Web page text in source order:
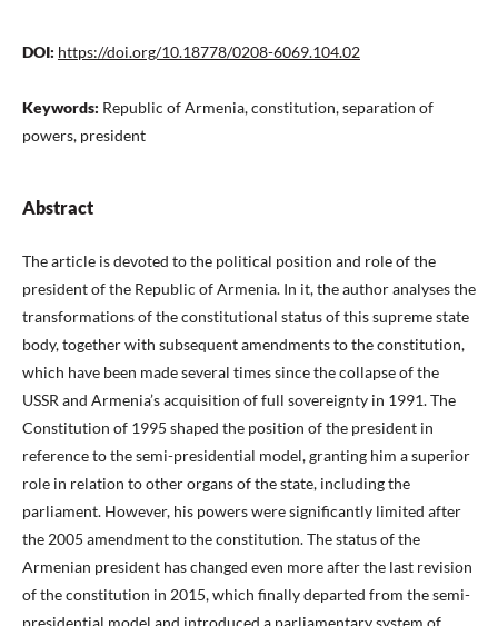
DOI: https://doi.org/10.18778/0208-6069.104.02
Keywords: Republic of Armenia, constitution, separation of
powers, president
Abstract
The article is devoted to the political position and role of the
president of the Republic of Armenia. In it, the author analyses the
transformations of the constitutional status of this supreme state
body, together with subsequent amendments to the constitution,
which have been made several times since the collapse of the
USSR and Armenia’s acquisition of full sovereignty in 1991. The
Constitution of 1995 shaped the position of the president in
reference to the semi-presidential model, granting him a superior
role in relation to other organs of the state, including the
parliament. However, his powers were significantly limited after
the 2005 amendment to the constitution. The status of the
Armenian president has changed even more after the last revision
of the constitution in 2015, which finally departed from the semi-
presidential model and introduced a parliamentary system of